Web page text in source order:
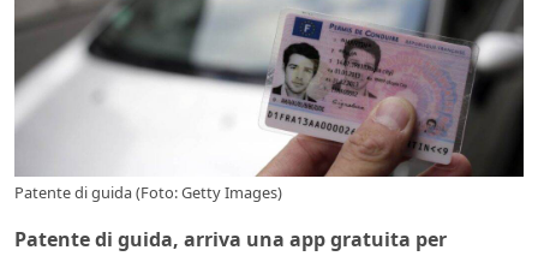
Patente di guida (Foto: Getty Images)
Patente di guida, arriva una app gratuita per